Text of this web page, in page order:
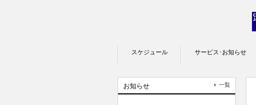
スケジュール サービス･お知らせ
お知らせ 一覧